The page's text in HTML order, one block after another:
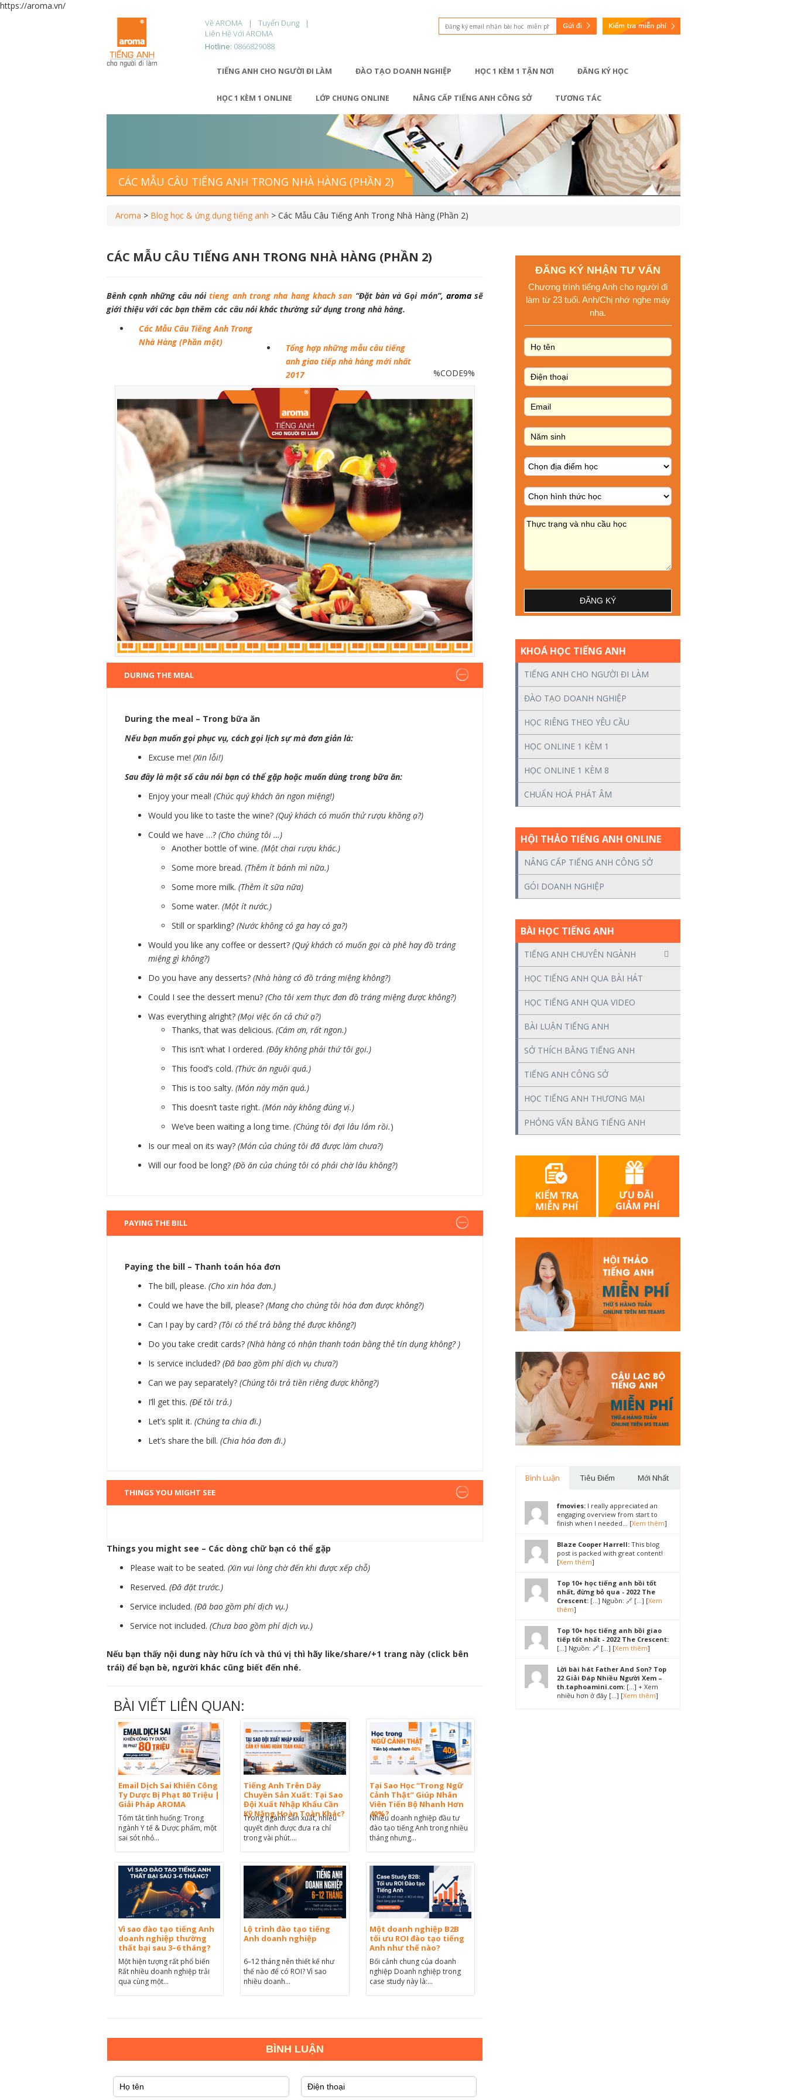
https://aroma.vn/
Về AROMA
Tuyển Dụng
Liên Hệ Với AROMA
Hotline: 0866829088
TIẾNG ANH CHO NGƯỜI ĐI LÀM ĐÀO TẠO DOANH NGHIỆP HỌC 1 KÈM 1 TẬN NƠI ĐĂNG KÝ HỌC
HỌC 1 KÈM 1 ONLINE LỚP CHUNG ONLINE NÂNG CẤP TIẾNG ANH CÔNG SỞ TƯƠNG TÁC
CÁC MẪU CÂU TIẾNG ANH TRONG NHÀ HÀNG (PHẦN 2)
Aroma > Blog học & ứng dụng tiếng anh > Các Mẫu Câu Tiếng Anh Trong Nhà Hàng (Phần 2)
CÁC MẪU CÂU TIẾNG ANH TRONG NHÀ HÀNG (PHẦN 2)
Bênh cạnh những câu nóitieng anh trong nha hang khach san “Đặt bàn và Gọi món”,aroma sẽ
giới thiệu với các bạn thêm các câu nói khác thường sử dụng trong nhà hàng.
Các Mẫu Câu Tiếng Anh Trong
Nhà Hàng (Phần một)
Tổng hợp những mẫu câu tiếng
anh giao tiếp nhà hàng mới nhất
2017
%CODE9%
DURING THE MEAL
During the meal – Trong bữa ăn
Nếu bạn muốn gọi phục vụ, cách gọi lịch sự mà đơn giản là:
Excuse me! (Xin lỗi!)
Sau đây là một số câu nói bạn có thể gặp hoặc muốn dùng trong bữa ăn:
Enjoy your meal! (Chúc quý khách ăn ngon miệng!)
Would you like to taste the wine? (Quý khách có muốn thử rượu không ạ?)
Could we have …? (Cho chúng tôi …)
Another bottle of wine. (Một chai rượu khác.)
Some more bread. (Thêm ít bánh mì nữa.)
Some more milk. (Thêm ít sữa nữa)
Some water. (Một ít nước.)
Still or sparkling? (Nước không có ga hay có ga?)
Would you like any coffee or dessert? (Quý khách có muốn gọi cà phê hay đồ tráng
miệng gì không?)
Do you have any desserts? (Nhà hàng có đồ tráng miệng không?)
Could I see the dessert menu? (Cho tôi xem thực đơn đồ tráng miệng được không?)
Was everything alright? (Mọi việc ổn cả chứ ạ?)
Thanks, that was delicious. (Cám ơn, rất ngon.)
This isn’t what I ordered. (Đây không phải thứ tôi gọi.)
This food’s cold. (Thức ăn nguội quá.)
This is too salty. (Món này mặn quá.)
This doesn’t taste right. (Món này không đúng vị.)
We’ve been waiting a long time. (Chúng tôi đợi lâu lắm rồi.)
Is our meal on its way? (Món của chúng tôi đã được làm chưa?)
Will our food be long? (Đồ ăn của chúng tôi có phải chờ lâu không?)
PAYING THE BILL
Paying the bill – Thanh toán hóa đơn
The bill, please. (Cho xin hóa đơn.)
Could we have the bill, please? (Mang cho chúng tôi hóa đơn được không?)
Can I pay by card? (Tôi có thể trả bằng thẻ được không?)
Do you take credit cards? (Nhà hàng có nhận thanh toán bằng thẻ tín dụng không? )
Is service included? (Đã bao gồm phí dịch vụ chưa?)
Can we pay separately? (Chúng tôi trả tiền riêng được không?)
I’ll get this. (Để tôi trả.)
Let’s split it. (Chúng ta chia đi.)
Let’s share the bill. (Chia hóa đơn đi.)
THINGS YOU MIGHT SEE
Things you might see – Các dòng chữ bạn có thể gặp
Please wait to be seated. (Xin vui lòng chờ đến khi được xếp chỗ)
Reserved. (Đã đặt trước.)
Service included. (Đã bao gồm phí dịch vụ.)
Service not included. (Chưa bao gồm phí dịch vụ.)
Nếu bạn thấy nội dung này hữu ích và thú vị thì hãy like/share/+1 trang này (click bên
trái) để bạn bè, người khác cũng biết đến nhé.
BÀI VIẾT LIÊN QUAN:
Email Dịch Sai Khiến Công
Ty Dược Bị Phạt 80 Triệu |
Giải Pháp AROMA
Tóm tắt tình huống: Trong
ngành Y tế & Dược phẩm, một
sai sót nhỏ...
Tiếng Anh Trên Dây
Chuyền Sản Xuất: Tại Sao
Đội Xuất Nhập Khẩu Cần
Kỹ Năng Hoàn Toàn Khác?
Trong ngành sản xuất, nhiều
quyết định được đưa ra chỉ
trong vài phút....
Tại Sao Học “Trong Ngữ
Cảnh Thật” Giúp Nhân
Viên Tiến Bộ Nhanh Hơn
40%?
Nhiều doanh nghiệp đầu tư
đào tạo tiếng Anh trong nhiều
tháng nhưng...
Vì sao đào tạo tiếng Anh
doanh nghiệp thường
thất bại sau 3–6 tháng?
Một hiện tượng rất phổ biến
Rất nhiều doanh nghiệp trải
qua cùng một...
Lộ trình đào tạo tiếng
Anh doanh nghiệp
6–12 tháng nên thiết kế như
thế nào để có ROI? Vì sao
nhiều doanh...
Một doanh nghiệp B2B
tối ưu ROI đào tạo tiếng
Anh như thế nào?
Bối cảnh chung của doanh
nghiệp Doanh nghiệp trong
case study này là:...
KHOÁ HỌC TIẾNG ANH
TIẾNG ANH CHO NGƯỜI ĐI LÀM
ĐÀO TẠO DOANH NGHIỆP
HỌC RIÊNG THEO YÊU CẦU
HỌC ONLINE 1 KÈM 1
HỌC ONLINE 1 KÈM 8
CHUẨN HOÁ PHÁT ÂM
HỘI THẢO TIẾNG ANH ONLINE
NÂNG CẤP TIẾNG ANH CÔNG SỞ
GÓI DOANH NGHIỆP
BÀI HỌC TIẾNG ANH
TIẾNG ANH CHUYÊN NGÀNH
HỌC TIẾNG ANH QUA BÀI HÁT
HỌC TIẾNG ANH QUA VIDEO
BÀI LUẬN TIẾNG ANH
SỞ THÍCH BẰNG TIẾNG ANH
TIẾNG ANH CÔNG SỞ
HỌC TIẾNG ANH THƯƠNG MẠI
PHỎNG VẤN BẰNG TIẾNG ANH
Bình Luận Tiêu Điểm Mới Nhất
fmovies: I really appreciated an
engaging overview from start to
finish when I needed... [Xem thêm]
Blaze Cooper Harrell: This blog
post is packed with great content!
[Xem thêm]
Top 10+ học tiếng anh bồi tốt
nhất, đừng bỏ qua - 2022 The
Crescent: […] Nguồn: 🔗 […] [Xem
thêm]
Top 10+ học tiếng anh bồi giao
tiếp tốt nhất - 2022 The Crescent:
[…] Nguồn: 🔗 […] [Xem thêm]
Lời bài hát Father And Son? Top
22 Giải Đáp Nhiều Người Xem –
th.taphoamini.com: […] + Xem
nhiều hơn ở đây […] [Xem thêm]